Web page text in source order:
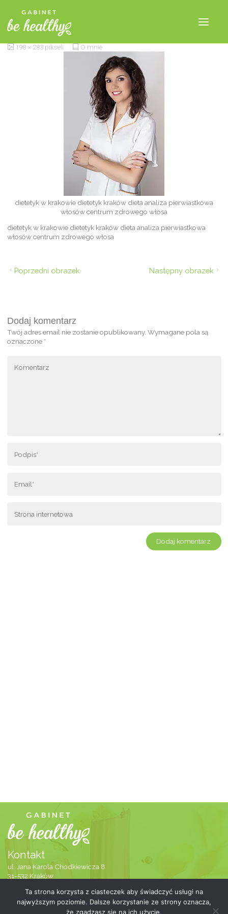
mgr Kinga Kłeczek
198 × 283 pikseli O mnie
dietetyk w krakowie dietetyk kraków dieta analiza pierwiastkowa
włosów centrum zdrowego włosa
dietetyk w krakowie dietetyk kraków dieta analiza pierwiastkowa
włosów centrum zdrowego włosa
Poprzedni obrazek Następny obrazek
Dodaj komentarz
Twój adres email nie zostanie opublikowany. Wymagane pola są
oznaczone *
Kontakt
ul. Jana Karola Chodkiewicza 8
31-532 Kraków
info@gabinetbehealthy.pl
Ta strona korzysta z ciasteczek aby świadczyć usługi na
najwyższym poziomie. Dalsze korzystanie ze strony oznacza,
że zgadzasz się na ich użycie.